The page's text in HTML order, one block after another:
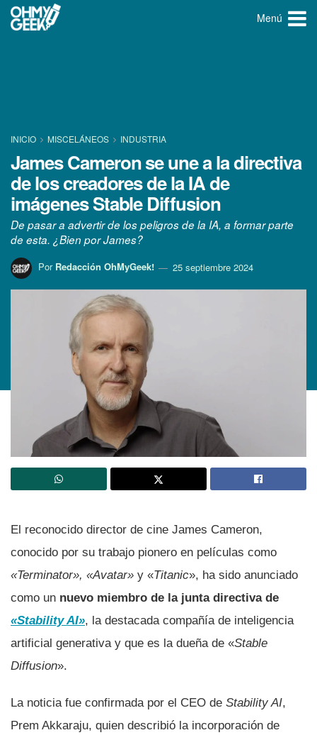
Menú
INICIO MISCELÁNEOS INDUSTRIA
James Cameron se une a la directiva
de los creadores de la IA de
imágenes Stable Diffusion
De pasar a advertir de los peligros de la IA, a formar parte
de esta. ¿Bien por James?
Por Redacción OhMyGeek! 25 septiembre 2024
El reconocido director de cine James Cameron,
conocido por su trabajo pionero en películas como
«Terminator», «Avatar» y «Titanic», ha sido anunciado
como un nuevo miembro de la junta directiva de
«Stability AI», la destacada compañía de inteligencia
artificial generativa y que es la dueña de «Stable
Diffusion».
La noticia fue confirmada por el CEO de Stability AI,
Prem Akkaraju, quien describió la incorporación de